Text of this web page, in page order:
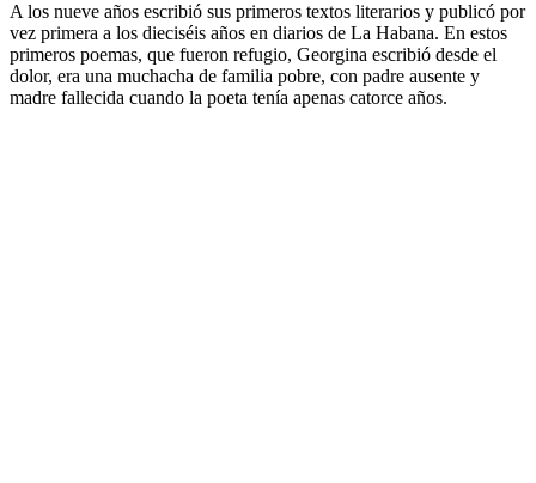
A los nueve años escribió sus primeros textos literarios y publicó por
vez primera a los dieciséis años en diarios de La Habana. En estos
primeros poemas, que fueron refugio, Georgina escribió desde el
dolor, era una muchacha de familia pobre, con padre ausente y
madre fallecida cuando la poeta tenía apenas catorce años.